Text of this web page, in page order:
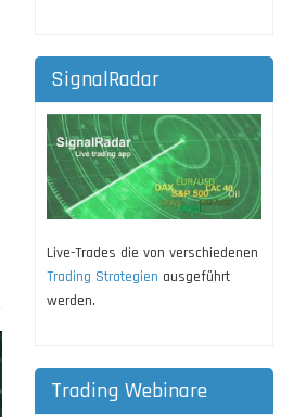
SignalRadar
Live-Trades die von verschiedenen
Trading Strategien ausgeführt
werden.
Trading Webinare